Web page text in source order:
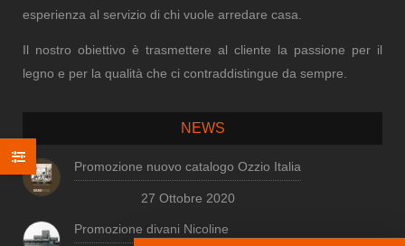
esperienza al servizio di chi vuole arredare casa.
Il nostro obiettivo è trasmettere al cliente la passione per il
legno e per la qualità che ci contraddistingue da sempre.
NEWS
Promozione nuovo catalogo Ozzio Italia
27 Ottobre 2020
Promozione divani Nicoline